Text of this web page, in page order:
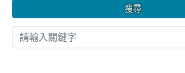
搜尋